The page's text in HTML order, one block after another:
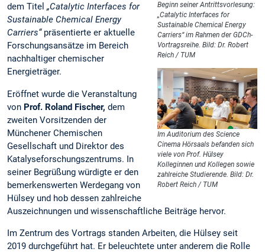
Beginn seiner Antrittsvorlesung:
„Catalytic Interfaces for
Sustainable Chemical Energy
Carriers“ im Rahmen der GDCh-
Vortragsreihe. Bild: Dr. Robert
Reich / TUM
Im Auditorium des Science
Cinema Hörsaals befanden sich
viele von Prof. Hülsey
Kolleginnen und Kollegen sowie
zahlreiche Studierende. Bild: Dr.
Robert Reich / TUM
dem Titel „Catalytic Interfaces for
Sustainable Chemical Energy
Carriers“präsentierte er aktuelle
Forschungsansätze im Bereich
nachhaltiger chemischer
Energieträger.
Eröffnet wurde die Veranstaltung
von Prof. Roland Fischer, dem
zweiten Vorsitzenden der
Münchener Chemischen
Gesellschaft und Direktor des
Katalyseforschungszentrums. In
seiner Begrüßung würdigte er den
bemerkenswerten Werdegang von
Hülsey und hob dessen zahlreiche
Auszeichnungen und wissenschaftliche Beiträge hervor.
Im Zentrum des Vortrags standen Arbeiten, die Hülsey seit
2019 durchgeführt hat. Er beleuchtete unter anderem die Rolle